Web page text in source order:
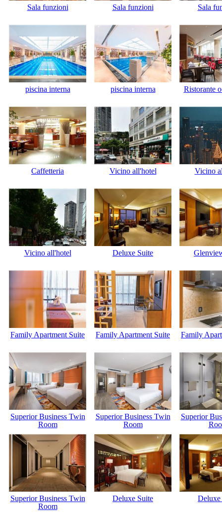
Sala funzioni Sala funzioni Sala
piscina interna piscina interna Ristorante
Caffetteria Vicino all'hotel Vicino
Vicino all'hotel Deluxe Suite
Family Apartment Suite Family Apartment Suite Family
Superior Business Twin
Room
Superior Business Twin
Room
Superior
Superior Business Twin
Room
Deluxe Suite Deluxe